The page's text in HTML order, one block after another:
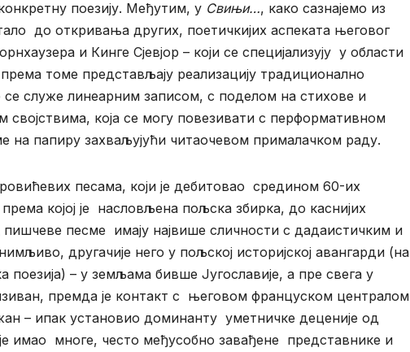
поезију. Међутим, у Свињи…, како сазнајемо из
до откривања других, поетичкијих аспеката његовог
и Кинге Сјевјор – који се специјализују у области
томе представљају реализацију традиционално
се служе линеарним записом, с поделом на стихове и
која се могу повезивати с перформативном
на папиру захваљујући читаочевом прималачком раду.
песама, који је дебитовао средином 60-их
којој је насловљена пољска збирка, до каснијих
песме имају највише сличности с дадаистичким и
другачије него у пољској историјској авангарди (на
поезија) – у земљама бивше Југославије, а пре свега у
премда је контакт с његовом француском централом
– ипак установио доминанту уметничке деценије од
имао многе, често међусобно завађене представнике и